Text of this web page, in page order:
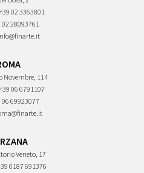
+39 02 3363801
02 28093761
Novembre, 114
+39 06 6791107
06 69923077
Veneto, 17
0187 691376